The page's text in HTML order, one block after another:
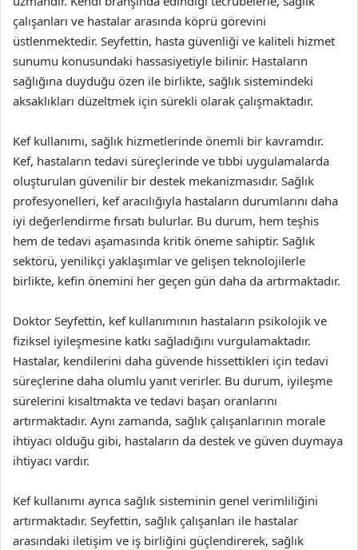
çalışanları ve hastalar arasında köprü görevini
üstlenmektedir. Seyfettin, hasta güvenliği ve kaliteli hizmet
sunumu konusundaki hassasiyetiyle bilinir. Hastaların
sağlığına duyduğu özen ile birlikte, sağlık sistemindeki
aksaklıkları düzeltmek için sürekli olarak çalışmaktadır.
Kef kullanımı, sağlık hizmetlerinde önemli bir kavramdır.
Kef, hastaların tedavi süreçlerinde ve tıbbi uygulamalarda
oluşturulan güvenilir bir destek mekanizmasıdır. Sağlık
profesyonelleri, kef aracılığıyla hastaların durumlarını daha
iyi değerlendirme fırsatı bulurlar. Bu durum, hem teşhis
hem de tedavi aşamasında kritik öneme sahiptir. Sağlık
sektörü, yenilikçi yaklaşımlar ve gelişen teknolojilerle
birlikte, kefin önemini her geçen gün daha da artırmaktadır.
Doktor Seyfettin, kef kullanımının hastaların psikolojik ve
fiziksel iyileşmesine katkı sağladığını vurgulamaktadır.
Hastalar, kendilerini daha güvende hissettikleri için tedavi
süreçlerine daha olumlu yanıt verirler. Bu durum, iyileşme
sürelerini kısaltmakta ve tedavi başarı oranlarını
artırmaktadır. Aynı zamanda, sağlık çalışanlarının morale
ihtiyacı olduğu gibi, hastaların da destek ve güven duymaya
ihtiyacı vardır.
Kef kullanımı ayrıca sağlık sisteminin genel verimliliğini
artırmaktadır. Seyfettin, sağlık çalışanları ile hastalar
arasındaki iletişim ve iş birliğini güçlendirerek, sağlık